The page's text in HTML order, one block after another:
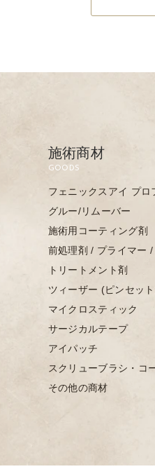
施術商材
GOODS
フェニックスアイ プロ
グルー/リムーバー
施術用コーティング剤
前処理剤 / プライマー /
トリートメント剤
ツィーザー (ピンセッ
マイクロスティック
サージカルテープ
アイパッチ
スクリューブラシ・コ
その他の商材